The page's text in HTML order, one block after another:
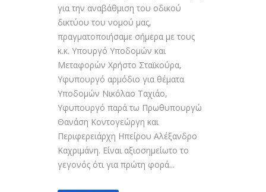
για την αναβάθμιση του οδικού
δικτύου του νομού μας,
πραγματοποιήσαμε σήμερα με τους
κ.κ. Υπουργό Υποδομών και
Μεταφορών Χρήστο Σταϊκούρα,
Υφυπουργό αρμόδιο για θέματα
Υποδομών Νικόλαο Ταχιάο,
Υφυπουργό παρά τω Πρωθυπουργώ
Θανάση Κοντογεώργη και
Περιφερειάρχη Ηπείρου Αλέξανδρο
Καχριμάνη. Είναι αξιοσημείωτο το
γεγονός ότι για πρώτη φορά...